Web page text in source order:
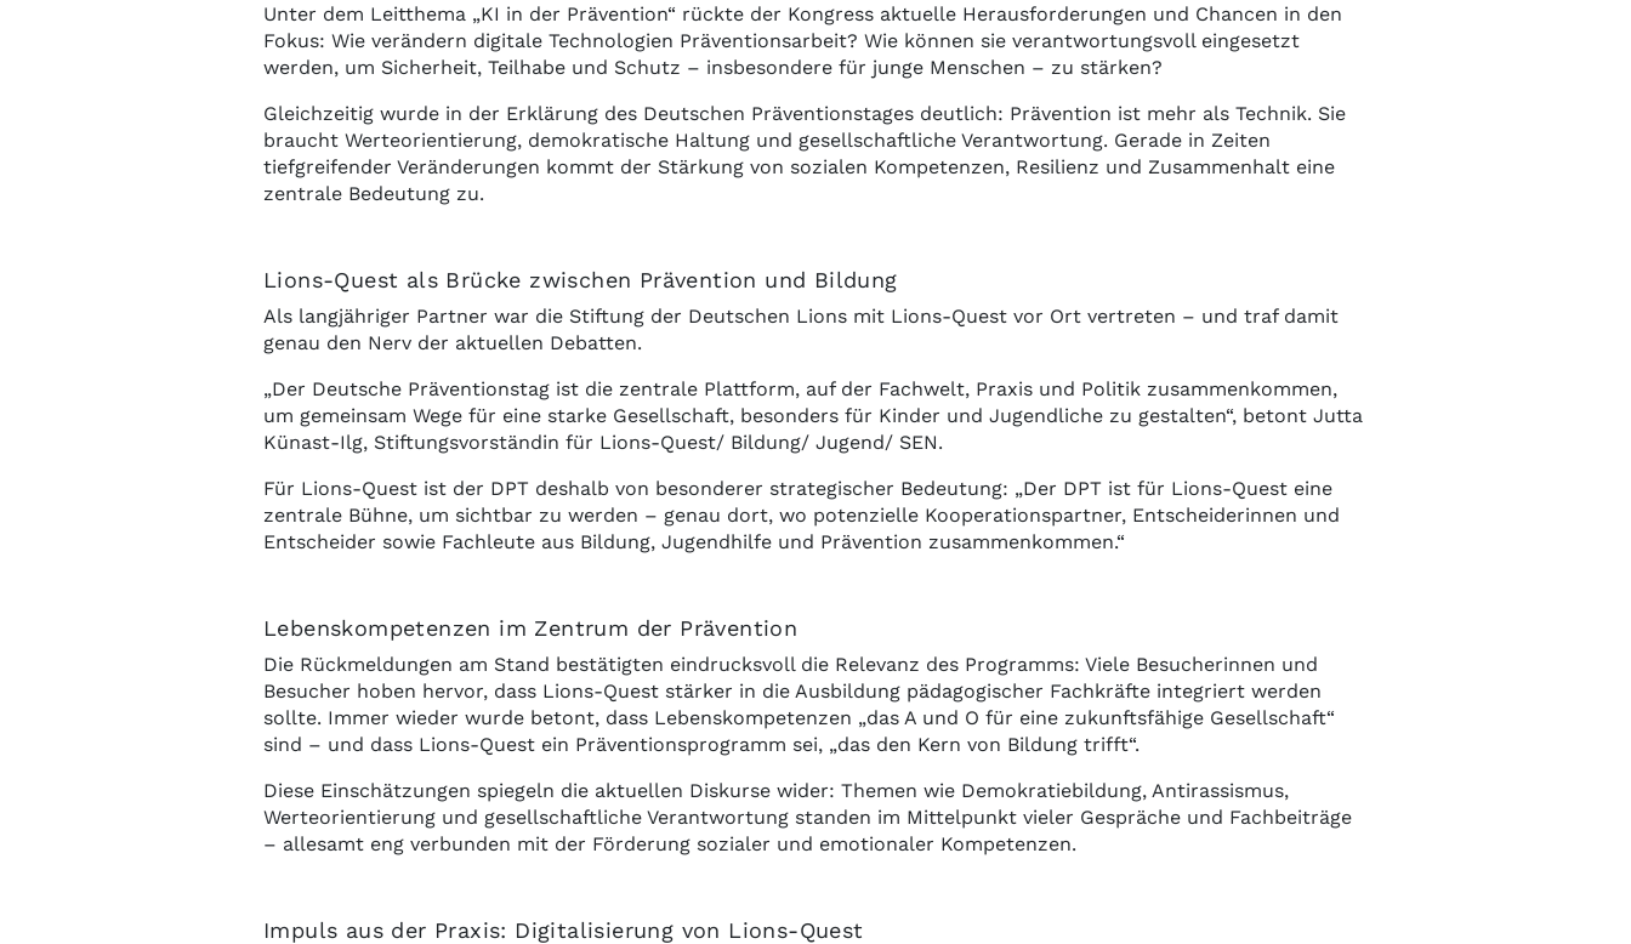
Unter dem Leitthema „KI in der Prävention“ rückte der Kongress aktuelle Herausforderungen und Chancen in den
Fokus: Wie verändern digitale Technologien Präventionsarbeit? Wie können sie verantwortungsvoll eingesetzt
werden, um Sicherheit, Teilhabe und Schutz – insbesondere für junge Menschen – zu stärken?
Gleichzeitig wurde in der Erklärung des Deutschen Präventionstages deutlich: Prävention ist mehr als Technik. Sie
braucht Werteorientierung, demokratische Haltung und gesellschaftliche Verantwortung. Gerade in Zeiten
tiefgreifender Veränderungen kommt der Stärkung von sozialen Kompetenzen, Resilienz und Zusammenhalt eine
zentrale Bedeutung zu.
Lions-Quest als Brücke zwischen Prävention und Bildung
Als langjähriger Partner war die Stiftung der Deutschen Lions mit Lions-Quest vor Ort vertreten – und traf damit
genau den Nerv der aktuellen Debatten.
„Der Deutsche Präventionstag ist die zentrale Plattform, auf der Fachwelt, Praxis und Politik zusammenkommen,
um gemeinsam Wege für eine starke Gesellschaft, besonders für Kinder und Jugendliche zu gestalten“, betont Jutta
Künast-Ilg, Stiftungsvorständin für Lions-Quest/ Bildung/ Jugend/ SEN.
Für Lions-Quest ist der DPT deshalb von besonderer strategischer Bedeutung: „Der DPT ist für Lions-Quest eine
zentrale Bühne, um sichtbar zu werden – genau dort, wo potenzielle Kooperationspartner, Entscheiderinnen und
Entscheider sowie Fachleute aus Bildung, Jugendhilfe und Prävention zusammenkommen.“
Lebenskompetenzen im Zentrum der Prävention
Die Rückmeldungen am Stand bestätigten eindrucksvoll die Relevanz des Programms: Viele Besucherinnen und
Besucher hoben hervor, dass Lions-Quest stärker in die Ausbildung pädagogischer Fachkräfte integriert werden
sollte. Immer wieder wurde betont, dass Lebenskompetenzen „das A und O für eine zukunftsfähige Gesellschaft“
sind – und dass Lions-Quest ein Präventionsprogramm sei, „das den Kern von Bildung trifft“.
Diese Einschätzungen spiegeln die aktuellen Diskurse wider: Themen wie Demokratiebildung, Antirassismus,
Werteorientierung und gesellschaftliche Verantwortung standen im Mittelpunkt vieler Gespräche und Fachbeiträge
– allesamt eng verbunden mit der Förderung sozialer und emotionaler Kompetenzen.
Impuls aus der Praxis: Digitalisierung von Lions-Quest